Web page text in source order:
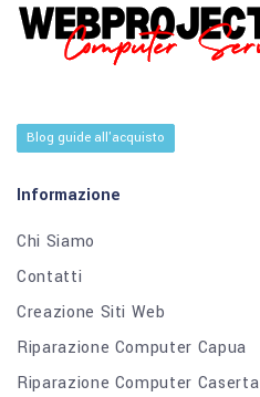
Blog guide all'acquisto
Informazione
Chi Siamo
Contatti
Creazione Siti Web
Riparazione Computer Capua
Riparazione Computer Caserta